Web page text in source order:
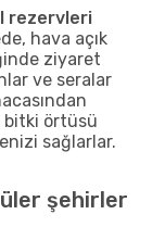
rezervleri
hava açık
ziyaret
ve seralar
bitki örtüsü
sağlarlar.
şehirler